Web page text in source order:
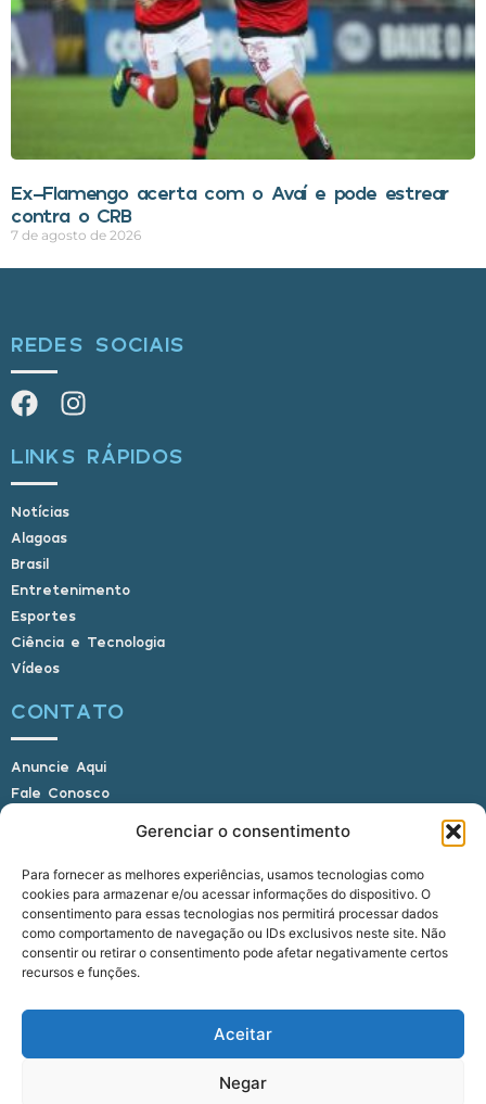
Gerenciar o consentimento
Para fornecer as melhores experiências, usamos tecnologias como
cookies para armazenar e/ou acessar informações do dispositivo. O
consentimento para essas tecnologias nos permitirá processar dados
como comportamento de navegação ou IDs exclusivos neste site. Não
consentir ou retirar o consentimento pode afetar negativamente certos
recursos e funções.
Aceitar
Negar
Ex-Flamengo acerta com o Avaí e pode estrear
contra o CRB
7 de agosto de 2026
REDES SOCIAIS
LINKS RÁPIDOS
Notícias
Alagoas
Brasil
Entretenimento
Esportes
Ciência e Tecnologia
Vídeos
CONTATO
Anuncie Aqui
Fale Conosco
E-mail: alagoasbrasilnoticias@gmail.com
Telefone: (82) 9 9691-0391 (Whatsapp)
Responsável Técnico: Crysthyan Carlos
Rua do Sau - Centro - Anadia - AL - CEP:
© 2022 - 2026 Alagoas Brasil Notícias. Todos os
direitos reservados.